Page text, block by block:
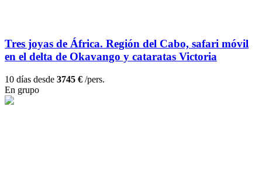
Tres joyas de África. Región del Cabo, safari móvil
en el delta de Okavango y cataratas Victoria
10 días desde 3745 € /pers.
En grupo